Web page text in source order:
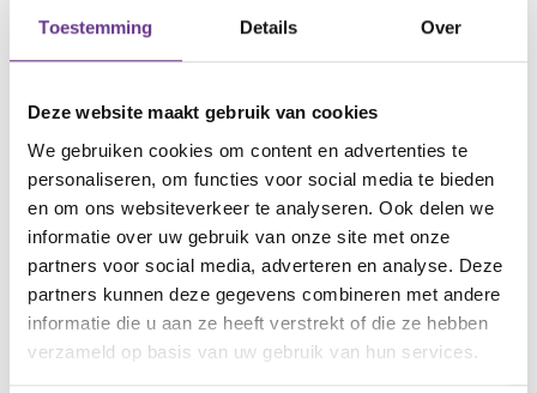
Toestemming Details Over
Deze website maakt gebruik van cookies
We gebruiken cookies om content en advertenties te
personaliseren, om functies voor social media te bieden
en om ons websiteverkeer te analyseren. Ook delen we
informatie over uw gebruik van onze site met onze
partners voor social media, adverteren en analyse. Deze
partners kunnen deze gegevens combineren met andere
informatie die u aan ze heeft verstrekt of die ze hebben
verzameld op basis van uw gebruik van hun services.
Reacties
Alle reacties lezen?